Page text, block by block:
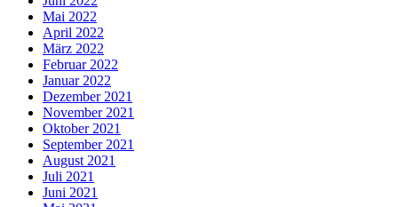
Mai 2022
April 2022
März 2022
Februar 2022
Januar 2022
Dezember 2021
November 2021
Oktober 2021
September 2021
August 2021
Juli 2021
Juni 2021